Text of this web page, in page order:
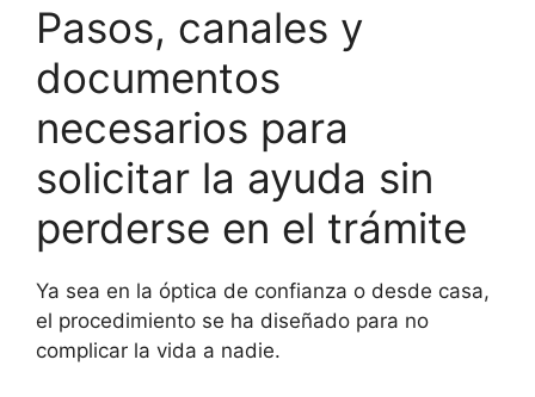
Pasos, canales y
documentos
necesarios para
solicitar la ayuda sin
perderse en el trámite
Ya sea en la óptica de confianza o desde casa,
el procedimiento se ha diseñado para no
complicar la vida a nadie.